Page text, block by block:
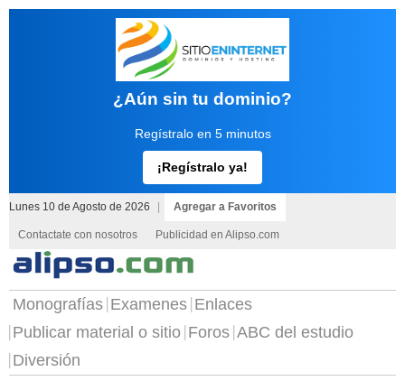
¿Aún sin tu dominio?
Regístralo en 5 minutos
¡Regístralo ya!
Lunes 10 de Agosto de 2026 Agregar a Favoritos
Contactate con nosotros Publicidad en Alipso.com
Monografías Examenes Enlaces
Publicar material o sitio Foros ABC del estudio
Diversión